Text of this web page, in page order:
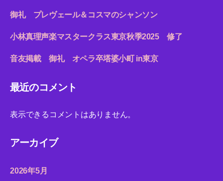
御礼 プレヴェール＆コスマのシャンソン
小林真理声楽マスタークラス東京秋季2025 修了
音友掲載 御礼 オペラ卒塔婆小町 in東京
最近のコメント
表示できるコメントはありません。
アーカイブ
2026年5月